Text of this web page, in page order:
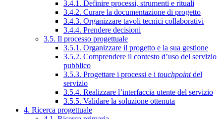
3.4.1. Definire processi, strumenti e rituali
3.4.2. Curare la documentazione di progetto
3.4.3. Organizzare tavoli tecnici collaborativi
3.4.4. Prendere decisioni
3.5. Il processo progettuale
3.5.1. Organizzare il progetto e la sua gestione
3.5.2. Comprendere il contesto d’uso del servizio
pubblico
3.5.3. Progettare i processi e i touchpointdel
servizio
3.5.4. Realizzare l’interfaccia utente del servizio
3.5.5. Validare la soluzione ottenuta
4. Ricerca progettuale